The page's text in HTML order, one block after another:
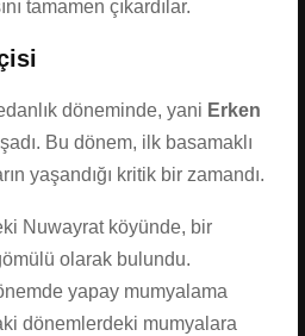
tamamen çıkardılar.
döneminde, yani Erken
Bu dönem, ilk basamaklı
yaşandığı kritik bir zamandı.
Nuwayrat köyünde, bir
olarak bulundu.
yapay mumyalama
dönemlerdeki mumyalara